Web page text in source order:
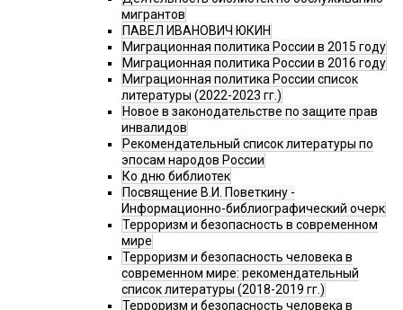
мигрантов
ПАВЕЛ ИВАНОВИЧ ЮКИН
Миграционная политика России в 2015 году
Миграционная политика России в 2016 году
Миграционная политика России список
литературы (2022-2023 гг.)
Новое в законодательстве по защите прав
инвалидов
Рекомендательный список литературы по
эпосам народов России
Ко дню библиотек
Посвящение В.И. Поветкину -
Информационно-библиографический очерк
Терроризм и безопасность в современном
мире
Терроризм и безопасность человека в
современном мире: рекомендательный
список литературы (2018-2019 гг.)
Терроризм и безопасность человека в